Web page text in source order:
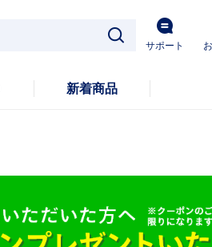
サポート
新着商品